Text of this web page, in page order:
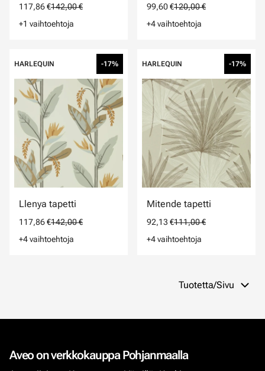
117,86 €142,00 €
+1 vaihtoehtoja
99,60 €120,00 €
+4 vaihtoehtoja
HARLEQUIN -17%
Llenya tapetti
117,86 €142,00 €
+4 vaihtoehtoja
HARLEQUIN -17%
Mitende tapetti
92,13 €111,00 €
+4 vaihtoehtoja
Tuotetta/Sivu
Aveo on verkkokauppa Pohjanmaalla